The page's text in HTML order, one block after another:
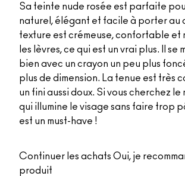
Sa teinte nude rosée est parfaite
naturel, élégant et facile à porter au
texture est crémeuse, confortable et
les lèvres, ce qui est un vrai plus. Il se
bien avec un crayon un peu plus
plus de dimension. La tenue est très
un fini aussi doux. Si vous cherchez
qui illumine le visage sans faire trop
est un must-have !
Continuer les achats Oui, je
produit